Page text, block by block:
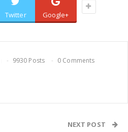
Twitter Google+
9930 Posts 0 Comments
NEXT POST